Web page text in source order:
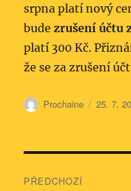
srpna platí nový
budezrušení účtu
platí 300 Kč.
že se za zrušení
Autor:
Prochaine 25. 7.
PŘEDCHOZÍ